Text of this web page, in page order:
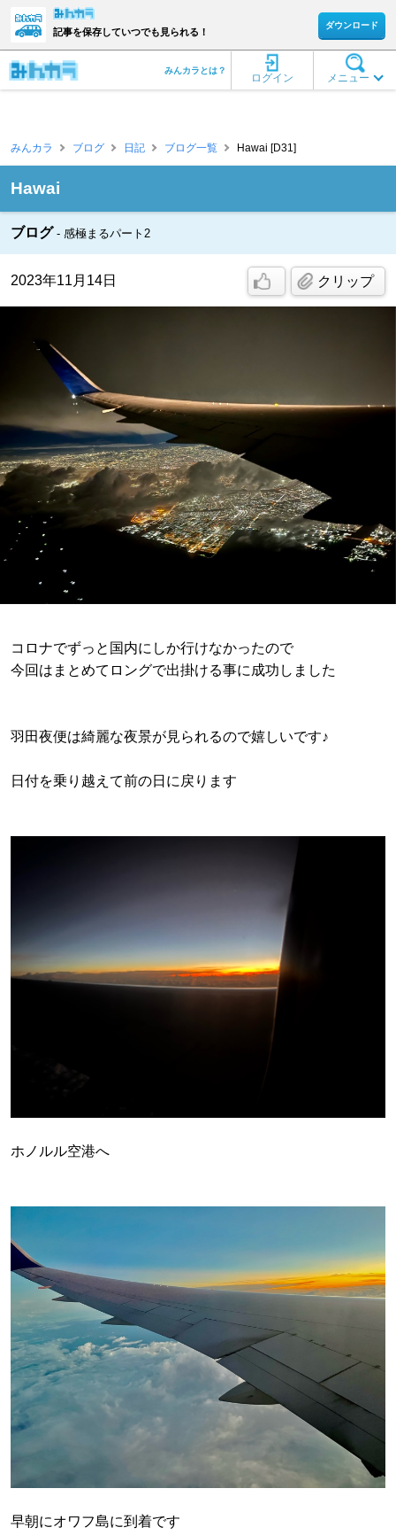
記事を保存していつでも見られる！
ダウンロード
メニュー
ログイン
みんカラとは？
みんカラ ブログ 日記 ブログ一覧 Hawai [D31]
Hawai
ブログ 感極まるパート2
2023年11月14日 クリップ
コロナでずっと国内にしか行けなかったので
今回はまとめてロングで出掛ける事に成功しました
羽田夜便は綺麗な夜景が見られるので嬉しいです♪
日付を乗り越えて前の日に戻ります
ホノルル空港へ
早朝にオワフ島に到着です